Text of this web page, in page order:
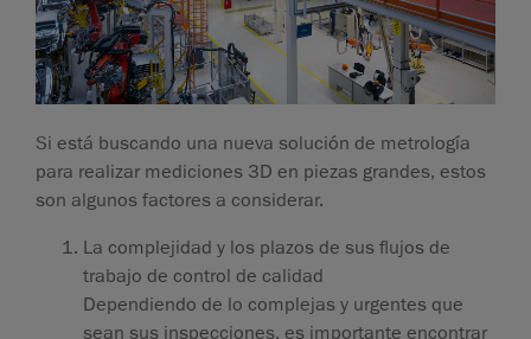
Si está buscando una nueva solución de metrología
para realizar mediciones 3D en piezas grandes, estos
son algunos factores a considerar.
La complejidad y los plazos de sus flujos de
trabajo de control de calidad
Dependiendo de lo complejas y urgentes que
sean sus inspecciones, es importante encontrar